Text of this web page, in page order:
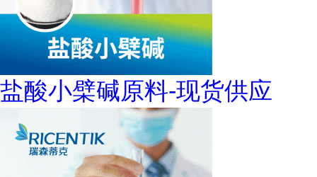
盐酸小檗碱原料-现货供应